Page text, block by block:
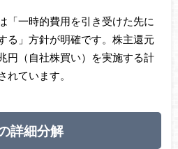
「一時的費用を引き受けた先に
る」方針が明確です。株主還元
円（自社株買い）を実施する計
れています。
詳細分解